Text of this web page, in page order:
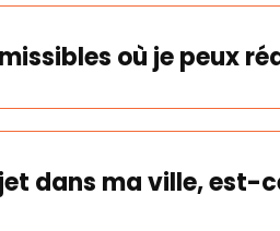
où je peux
dans ma ville, est-